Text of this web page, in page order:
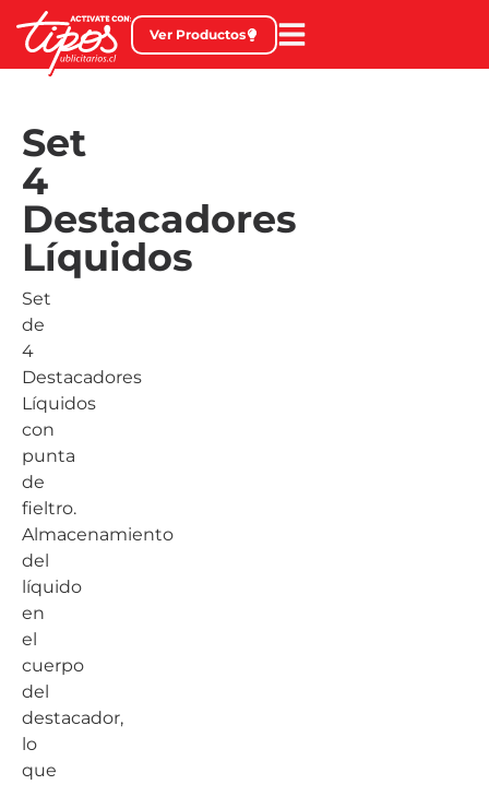
Ver Productos
Set
4
Destacadores
Líquidos
Set
de
4
Destacadores
Líquidos
con
punta
de
fieltro.
Almacenamiento
del
líquido
en
el
cuerpo
del
destacador,
lo
que